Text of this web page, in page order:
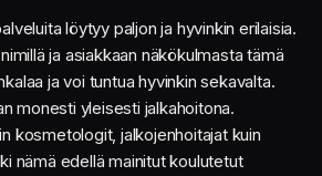
löytyy paljon ja hyvinkin erilaisia.
ja asiakkaan näkökulmasta tämä
ja voi tuntua hyvinkin sekavalta.
monesti yleisesti jalkahoitona.
kosmetologit, jalkojenhoitajat kuin
nämä edellä mainitut koulutetut